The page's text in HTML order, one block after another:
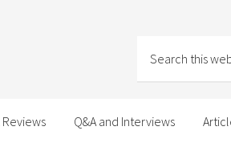
Q&A and Interviews